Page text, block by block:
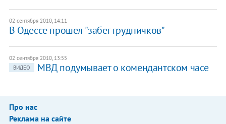
02 сентября 2010, 14:11
В Одессе прошел "забег грудничков"
02 сентября 2010, 13:55
ВИДЕО
МВД подумывает о комендантском часе
Про нас
Реклама на сайте